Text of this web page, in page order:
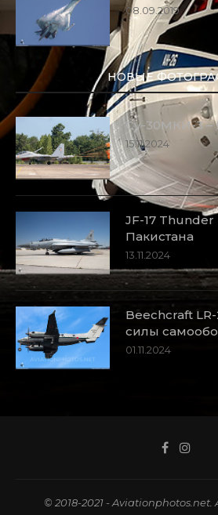
08.09.2019
НОВЫЕ
Су-30МКИ-3
15.11.2024
JF-17
Пакистана
13.11.2024
Beechcraft
силы
01.11.2024
© 2018-2021 - Aviationphotos.net.